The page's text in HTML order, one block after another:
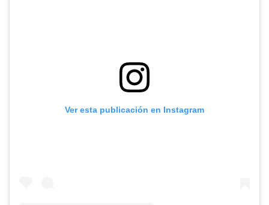
Ver esta publicación en Instagram